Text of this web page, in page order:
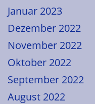
Januar 2023
Dezember 2022
November 2022
Oktober 2022
September 2022
August 2022